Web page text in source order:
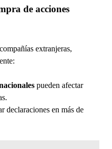
de acciones
extranjeras,
pueden afectar
declaraciones en más de